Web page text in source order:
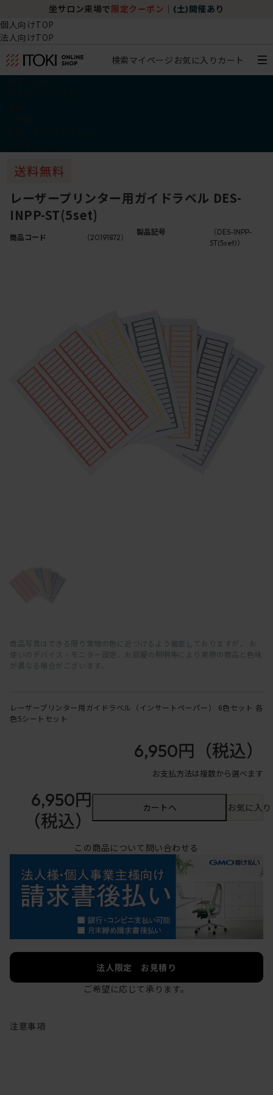
坐サロン来場で 限定クーポン (土)開催あり
個人向けTOP
法人向けTOP
検索マイページ お気に入り カート
レーザープリンター用ガイドラベル DES-
INPP-ST(5set)
商品コード （20191872）
製品記号
（DES-1NPP-
ST(5set)）
商品写真はできる限り実物の色に近づけるよう徹底しておりますが、 お
使いのデバイス・モニター設定、お部屋の照明等により実際の商品と色味
が異なる場合がございます。
レーザープリンター用ガイドラベル（インサートペーパー） 6色セット 各
色5シートセット
6,950円 （税込）
お支払方法は複数から選べます
6,950円
（税込）
カートへ お気に入
この商品について問い合わせる
法人限定 お見積り
ご希望に応じて承ります。
注意事項